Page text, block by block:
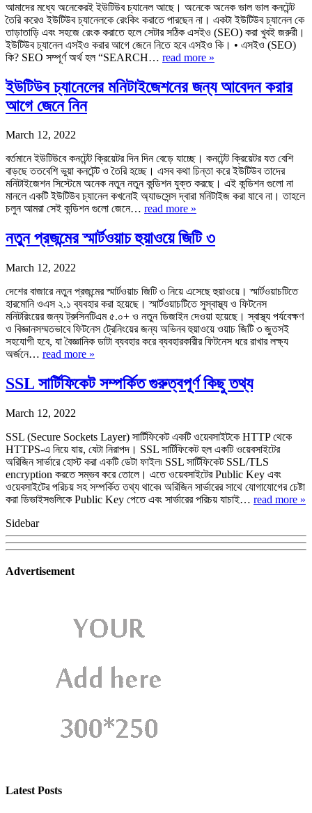
আমাদের মধ্যে অনেকেরই ইউটিউব চ্যানেল আছে। অনেকে অনেক ভাল ভাল কনটেন্ট
তৈরি করেও ইউটিউব চ্যানেলকে রেংকিং করাতে পারছেন না। একটা ইউটিউব চ্যানেল কে
তাড়াতাড়ি এবং সহজে রেংক করাতে হলে সেটার সঠিক এসইও (SEO) করা খুবই জরুরী।
ইউটিউব চ্যানেল এসইও করার আগে জেনে নিতে হবে এসইও কি। • এসইও (SEO)
কি? SEO সম্পূর্ণ অর্থ হল “SEARCH… read more »
ইউটিউব চ্যানেলের মনিটাইজেশনের জন্য আবেদন করার
আগে জেনে নিন
March 12, 2022
বর্তমানে ইউটিউবে কনটেন্ট ক্রিয়েটর দিন দিন বেড়ে যাচ্ছে। কনটেন্ট ক্রিয়েটর যত বেশি
বাড়ছে ততবেশি ভুয়া কনটেন্ট ও তৈরি হচ্ছে। এসব কথা চিন্তা করে ইউটিউব তাদের
মনিটাইজেশন সিস্টেমে অনেক নতুন নতুন কন্ডিশন যুক্ত করছে। এই কন্ডিশন গুলো না
মানলে একটি ইউটিউব চ্যানেল কখনোই অ্যাডসেন্স দ্বারা মনিটাইজ করা যাবে না। তাহলে
চলুন আমরা সেই কন্ডিশন গুলো জেনে… read more »
নতুন প্রজন্মের স্মার্টওয়াচ হুয়াওয়ে জিটি ৩
March 12, 2022
দেশের বাজারে নতুন প্রজন্মের স্মার্টওয়াচ জিটি ৩ নিয়ে এসেছে হুয়াওয়ে। স্মার্টওয়াচটিতে
হারমোনি ওএস ২.১ ব্যবহার করা হয়েছে। স্মার্টওয়াচটিতে সুস্বাস্থ্য ও ফিটনেস
মনিটরিংয়ের জন্য ট্রুসিনটিএম ৫.০+ ও নতুন ডিজাইন দেওয়া হয়েছে। স্বাস্থ্য পর্যবেক্ষণ
ও বিজ্ঞানসম্মতভাবে ফিটনেস ট্রেনিংয়ের জন্য অভিনব হুয়াওয়ে ওয়াচ জিটি ৩ জুতসই
সহযোগী হবে, যা বৈজ্ঞানিক ডাটা ব্যবহার করে ব্যবহারকারীর ফিটনেস ধরে রাখার লক্ষ্য
অর্জনে… read more »
SSL সার্টিফিকেট সম্পর্কিত গুরুত্বপূর্ণ কিছু তথ্য
March 12, 2022
SSL (Secure Sockets Layer) সার্টিফিকেট একটি ওয়েবসাইটকে HTTP থেকে
HTTPS-এ নিয়ে যায়, যেটা নিরাপদ। SSL সার্টিফিকেট হল একটি ওয়েবসাইটের
অরিজিন সার্ভারে হোস্ট করা একটি ডেটা ফাইল৷ SSL সার্টিফিকেট SSL/TLS
encryption করতে সম্ভব করে তোলে। এতে ওয়েবসাইটের Public Key এবং
ওয়েবসাইটের পরিচয় সহ সম্পর্কিত তথ্য থাকে৷ অরিজিন সার্ভারের সাথে যোগাযোগের চেষ্টা
করা ডিভাইসগুলিকে Public Key পেতে এবং সার্ভারের পরিচয় যাচাই… read more »
Sidebar
Advertisement
Latest Posts